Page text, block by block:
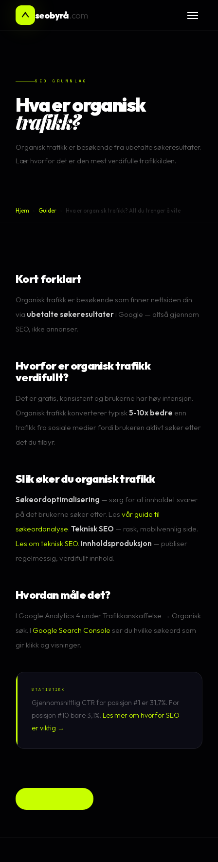
seobyrå.com
SEO GRUNNLAG
Hva er organisk
trafikk?
Organisk trafikk er besøkende fra ubetalte søkeresultater.
Lær hvorfor det er den mest verdifulle trafikkilden.
Hjem Guider Hva er organisk trafikk? Alt du trenger å vite
Kort forklart
Organisk trafikk er besøkende som finner nettsiden din
via ubetalte søkeresultater i Google — altså gjennom
SEO, ikke annonser.
Hvorfor er organisk trafikk
verdifullt?
Det er gratis, konsistent og brukerne har høy intensjon.
Organisk trafikk konverterer typisk5-10x bedre enn
trafikk fra sosiale medier fordi brukeren aktivt søker etter
det du tilbyr.
Slik øker du organisk trafikk
Søkeordoptimalisering — sørg for at innholdet svarer
på det brukerne søker etter. Les vår guide til
søkeordanalyse. Teknisk SEO — rask, mobilvennlig side.
Les om teknisk SEO. Innholdsproduksjon — publiser
regelmessig, verdifullt innhold.
Hvordan måle det?
I Google Analytics 4 under Trafikkanskaffelse → Organisk
søk. I Google Search Console ser du hvilke søkeord som
gir klikk og visninger.
STATISTIKK
Gjennomsnittlig CTR for posisjon #1 er 31,7%. For
posisjon #10 bare 3,1%. Les mer om hvorfor SEO
er viktig →